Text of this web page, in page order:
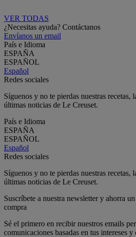
VER TODAS
¿Necesitas ayuda? Contáctanos
Envíanos un email
País e Idioma
ESPAÑA
ESPAÑOL
Español
Redes sociales
Síguenos y no te pierdas nuestras recetas,
últimas noticias de Le Creuset.
País e Idioma
ESPAÑA
ESPAÑOL
Español
Redes sociales
Síguenos y no te pierdas nuestras recetas,
últimas noticias de Le Creuset.
Suscríbete a nuestra newsletter y ahorra
compra
Sé el primero en recibir nuestros emails
comunicaciones basadas en tus intereses